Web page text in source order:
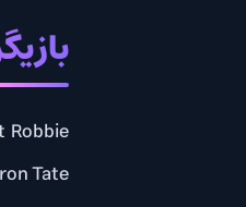
بازیگران
Sharon Tate و Jay Sebring به ایفای نقش پرداخته اند.